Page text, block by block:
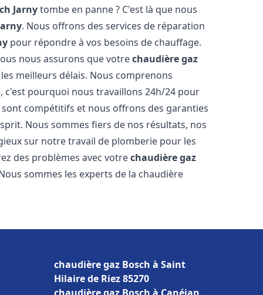
Jarnytombe en panne ? C'est là que nous
. Nous offrons des services de réparation
pour répondre à vos besoins de chauffage.
nous assurons que votrechaudière gaz
meilleurs délais. Nous comprenons
pourquoi nous travaillons 24h/24 pour
compétitifs et nous offrons des garanties
Nous sommes fiers de nos résultats, nos
sur notre travail de plomberie pour les
des problèmes avec votrechaudière gaz
sommes les experts de la chaudière
chaudière gaz Bosch à Saint
Hilaire de Riez 85270